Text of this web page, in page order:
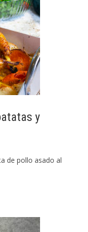
y
de pollo asado al